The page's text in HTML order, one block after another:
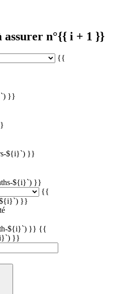
n°{{ i + 1 }}
{{
}}
${i}`) }}
${i}`) }}
{{
${i}`) }}
${i}`) }} {{
}}